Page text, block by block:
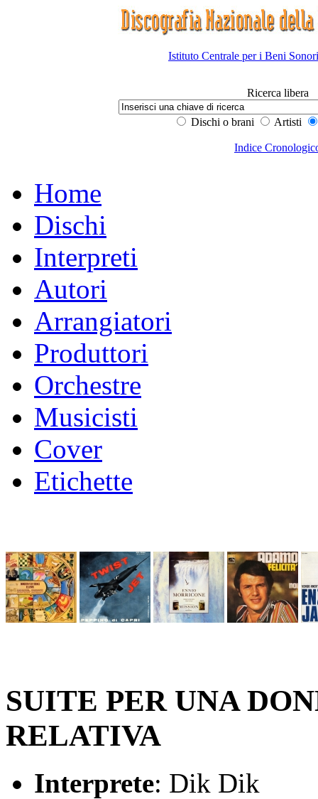
Istituto Centrale per i Beni
Ricerca libera
Dischi o brani Artisti
Indice
Home
Dischi
Interpreti
Autori
Arrangiatori
Produttori
Orchestre
Musicisti
Cover
Etichette
SUITE PER UNA
RELATIVA
Interprete: Dik Dik